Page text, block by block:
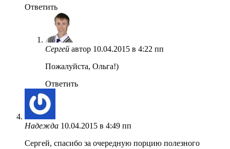
Ответить
Сергей автор 10.04.2015 в 4:22 пп
Пожалуйста, Ольга!)
Ответить
Надежда 10.04.2015 в 4:49 пп
Сергей, спасибо за очередную порцию полезного